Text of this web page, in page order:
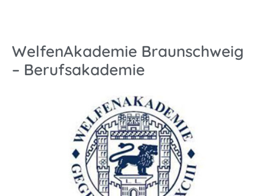
WelfenAkademie Braunschweig
– Berufsakademie